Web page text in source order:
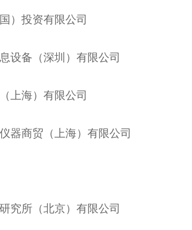
） 投资有限公司
设备（深圳）有限公司
上海）有限公司
器商贸（上海）有限公司
究所（北京）有限公司